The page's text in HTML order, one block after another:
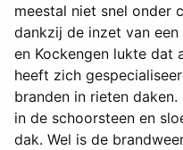
meestal niet snel onder
dankzij de inzet van
en Kockengen lukte dat
heeft zich
branden in rieten
in de schoorsteen en
dak. Wel is de